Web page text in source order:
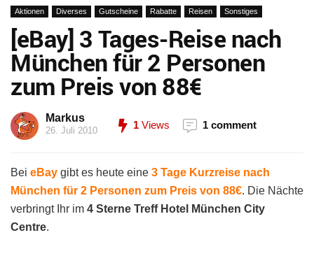
Aktionen Diverses Gutscheine Rabatte Reisen Sonstiges
[eBay] 3 Tages-Reise nach
München für 2 Personen
zum Preis von 88€
Markus
26. Juli 2010 1 Views 1 comment
Bei eBay gibt es heute eine 3 Tage Kurzreise nach
München für 2 Personen zum Preis von 88€. Die Nächte
verbringt Ihr im 4 Sterne Treff Hotel München City
Centre.